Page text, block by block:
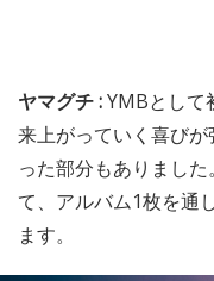
ヤマグチ :YMBとして
来上がっていく喜び
った部分もありまし
て、アルバム1枚を通
ます。